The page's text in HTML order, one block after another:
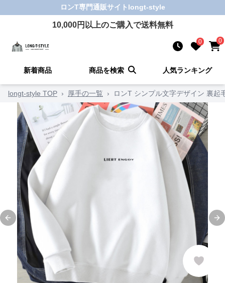
ロンT専門通販サイト longt-style
10,000円以上のご購入で送料無料
0 0
新着商品 商品を検索 人気ランキング
longt-style TOP › 厚手の一覧 › ロンT シンプル文字デザイン 裏起
Previous slide